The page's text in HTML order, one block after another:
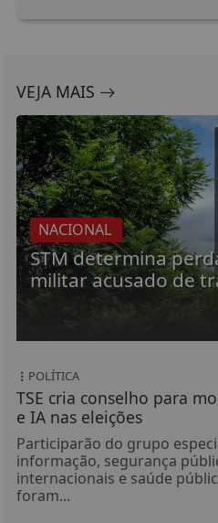
VEJA MAIS
NACIONAL
STM determina
militar acusado de
POLÍTICA
TSE cria conselho para
e IA nas eleições
Participarão do grupo
informação, segurança
internacionais e saúde
foram...